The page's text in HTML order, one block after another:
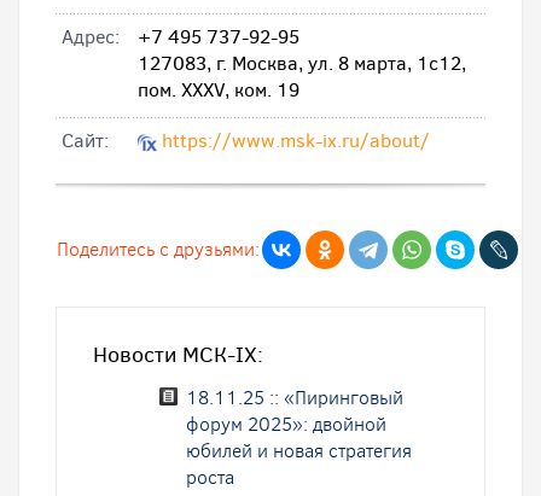
Адрес:
+7 495 737-92-95
127083, г. Москва, ул. 8 марта, 1с12,
пом. ХХХV, ком. 19
Cайт:
https://www.msk-ix.ru/about/
Поделитесь с друзьями:
Новости МСК-IX:
18.11.25 :: «Пиринговый
форум 2025»: двойной
юбилей и новая стратегия
роста